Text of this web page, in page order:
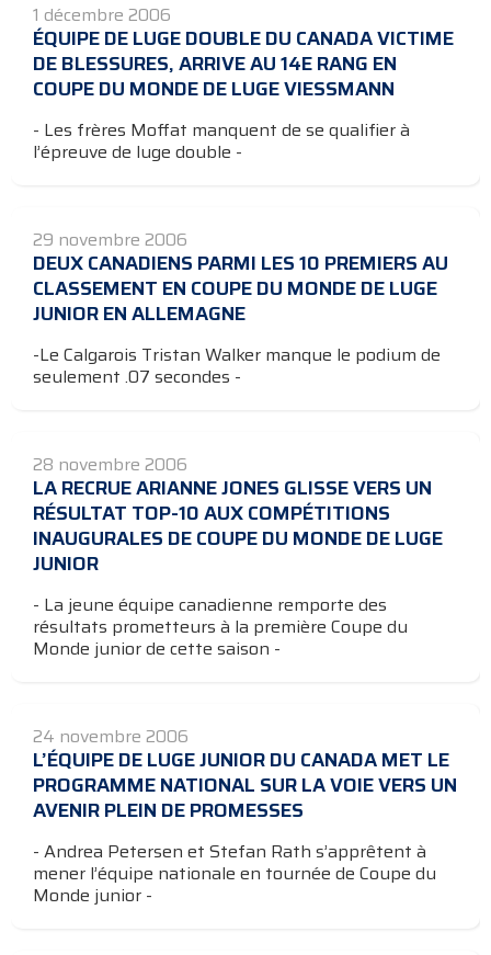
1 décembre 2006
ÉQUIPE DE LUGE DOUBLE DU CANADA VICTIME
DE BLESSURES, ARRIVE AU 14E RANG EN
COUPE DU MONDE DE LUGE VIESSMANN
- Les frères Moffat manquent de se qualifier à
l’épreuve de luge double -
29 novembre 2006
DEUX CANADIENS PARMI LES 10 PREMIERS AU
CLASSEMENT EN COUPE DU MONDE DE LUGE
JUNIOR EN ALLEMAGNE
-Le Calgarois Tristan Walker manque le podium de
seulement .07 secondes -
28 novembre 2006
LA RECRUE ARIANNE JONES GLISSE VERS UN
RÉSULTAT TOP-10 AUX COMPÉTITIONS
INAUGURALES DE COUPE DU MONDE DE LUGE
JUNIOR
- La jeune équipe canadienne remporte des
résultats prometteurs à la première Coupe du
Monde junior de cette saison -
24 novembre 2006
L’ÉQUIPE DE LUGE JUNIOR DU CANADA MET LE
PROGRAMME NATIONAL SUR LA VOIE VERS UN
AVENIR PLEIN DE PROMESSES
- Andrea Petersen et Stefan Rath s’apprêtent à
mener l’équipe nationale en tournée de Coupe du
Monde junior -